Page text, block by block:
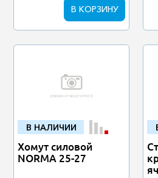
В КОРЗИНУ
В НАЛИЧИИ
Хомут силовой
NORMA 25-27